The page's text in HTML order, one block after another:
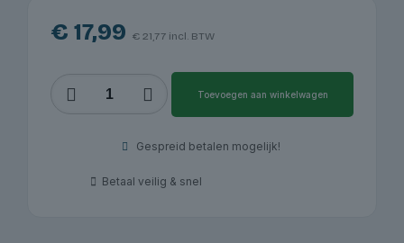
€ 17,99 € 21,77 incl. BTW
voor
Toevoegen aan winkelwagen
Gespreid betalen mogelijk!
Betaal veilig & snel